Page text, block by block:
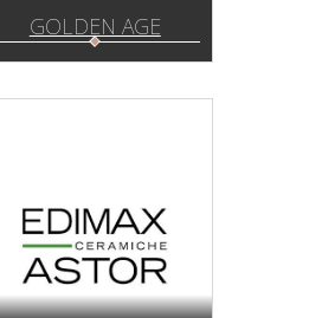
GOLDEN AGE